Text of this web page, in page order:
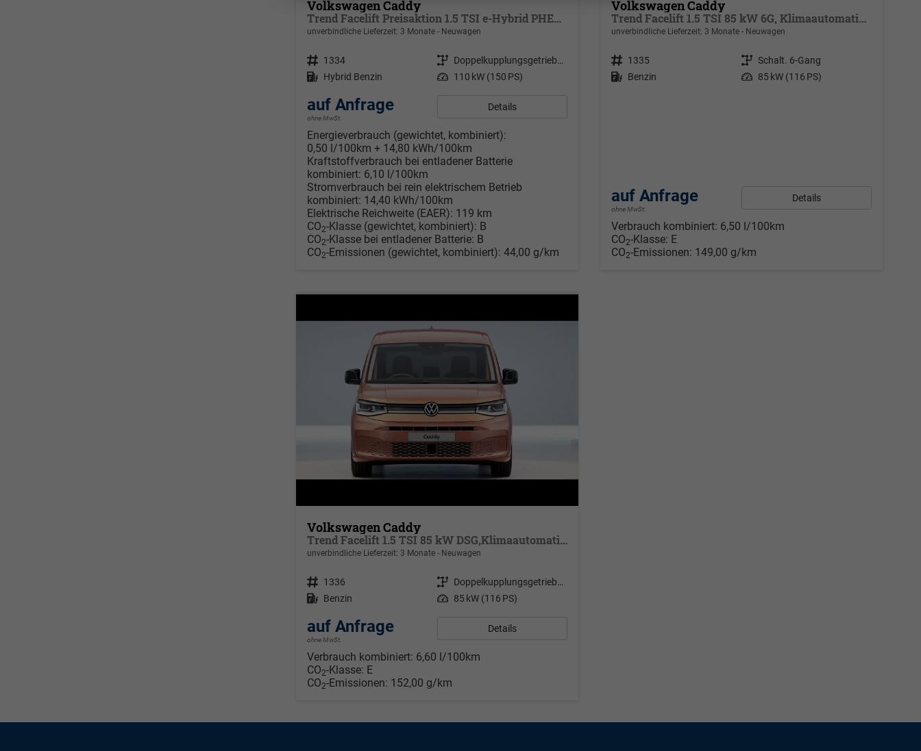
Volkswagen Caddy
Trend Facelift Preisaktion 1.5 TSI e-Hybrid PHEV 110kW DSG 6, Klimaautomatik, Zuziehhilfe schiebetüren u. Heckklappe, ACC, Side Assist m. Blins Spoz, Ausparkhilfe, Ausstiegswwarner, Radio+ Navigations Vorbereitung, PDC v+h,
unverbindliche Lieferzeit: 3 Monate Neuwagen
Fahrzeugnr. 1334 Getriebe
Doppelkupplungsgetriebe (DSG)
Kraftstoff Hybrid Benzin Leistung 110 kW (150 PS)
auf Anfrage
ohne MwSt.
Details
Energieverbrauch (gewichtet, kombiniert):
0,50 l/100km + 14,80 kWh/100km
Kraftstoffverbrauch bei entladener Batterie
kombiniert: 6,10 l/100km
Stromverbrauch bei rein elektrischem Betrieb
kombiniert: 14,40 kWh/100km
Elektrische Reichweite (EAER): 119 km
CO2-Klasse (gewichtet, kombiniert): B
CO2-Klasse bei entladener Batterie: B
CO2-Emissionen (gewichtet, kombiniert): 44,00 g/km
Volkswagen Caddy
Trend Facelift 1.5 TSI 85 kW 6G, Klimaautomatik, 5 Sitze, Zuziehhilfe Schiebetüren + Heckklappe, PDC v+h, ACC, Side Assist Blind Spot, Ausparkhilfe, Ausstiegswarner, Digital Cockpit PRO, Radioanlage Navigationsvorbereituing,, Mittearmlehne verstellbar
unverbindliche Lieferzeit: 3 Monate Neuwagen
Fahrzeugnr. 1335 Getriebe Schalt. 6-Gang
Kraftstoff Benzin Leistung 85 kW (116 PS)
auf Anfrage
ohne MwSt.
Details
Verbrauch kombiniert: 6,50 l/100km
CO2-Klasse: E
CO2-Emissionen: 149,00 g/km
Volkswagen Caddy
Trend Facelift 1.5 TSI 85 kW DSG,Klimaautomatik, 5 Sitze, Zuziehhilfe Schiebetüren + Heckklappe, PDC v+h, ACC, Side Assist Blind Spot, Ausparkhilfe, Ausstiegswarner, Digital Cockpit PRO, Radioanlage Navigationsvorbereituing,, Mittearmlehne verstellbar
unverbindliche Lieferzeit: 3 Monate Neuwagen
Fahrzeugnr. 1336 Getriebe
Doppelkupplungsgetriebe (DSG)
Kraftstoff Benzin Leistung 85 kW (116 PS)
auf Anfrage
ohne MwSt.
Details
Verbrauch kombiniert: 6,60 l/100km
CO2-Klasse: E
CO2-Emissionen: 152,00 g/km